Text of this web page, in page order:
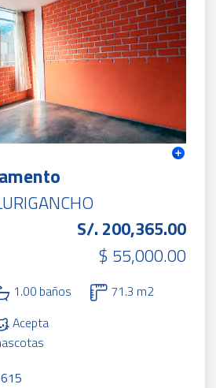
S/. 200,365.00
$ 55,000.00
1.00 baños
71.3 m2
Acepta